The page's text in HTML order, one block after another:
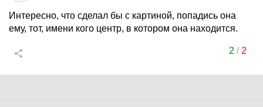
Интересно, что сделал бы с картиной, попадись она
ему, тот, имени кого центр, в котором она находится.
2 / 2